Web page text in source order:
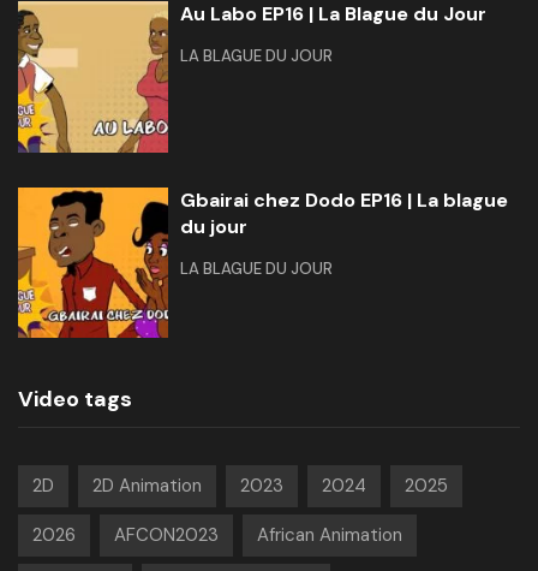
Au Labo EP16 | La Blague du Jour
LA BLAGUE DU JOUR
Gbairai chez Dodo EP16 | La blague
du jour
LA BLAGUE DU JOUR
Video tags
2D 2D Animation 2023 2024 2025
2026 AFCON2023 African Animation